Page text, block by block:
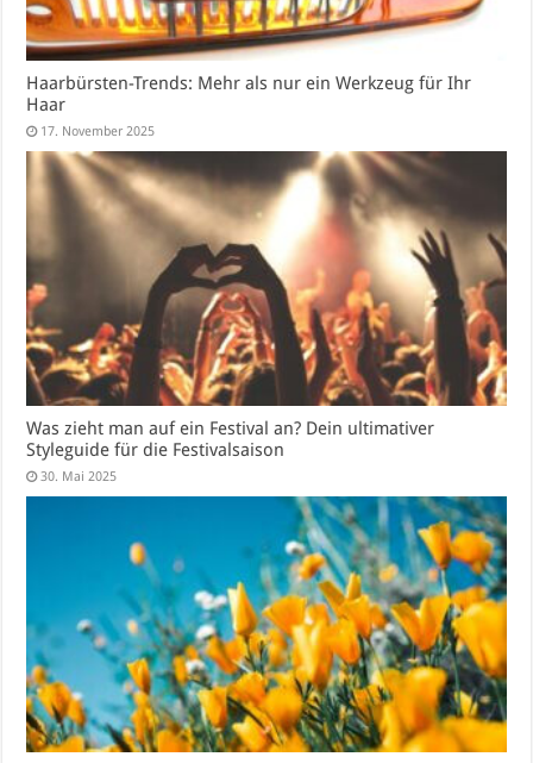
Haarbürsten-Trends: Mehr als nur ein Werkzeug für Ihr
Haar
17. November 2025
Was zieht man auf ein Festival an? Dein ultimativer
Styleguide für die Festivalsaison
30. Mai 2025